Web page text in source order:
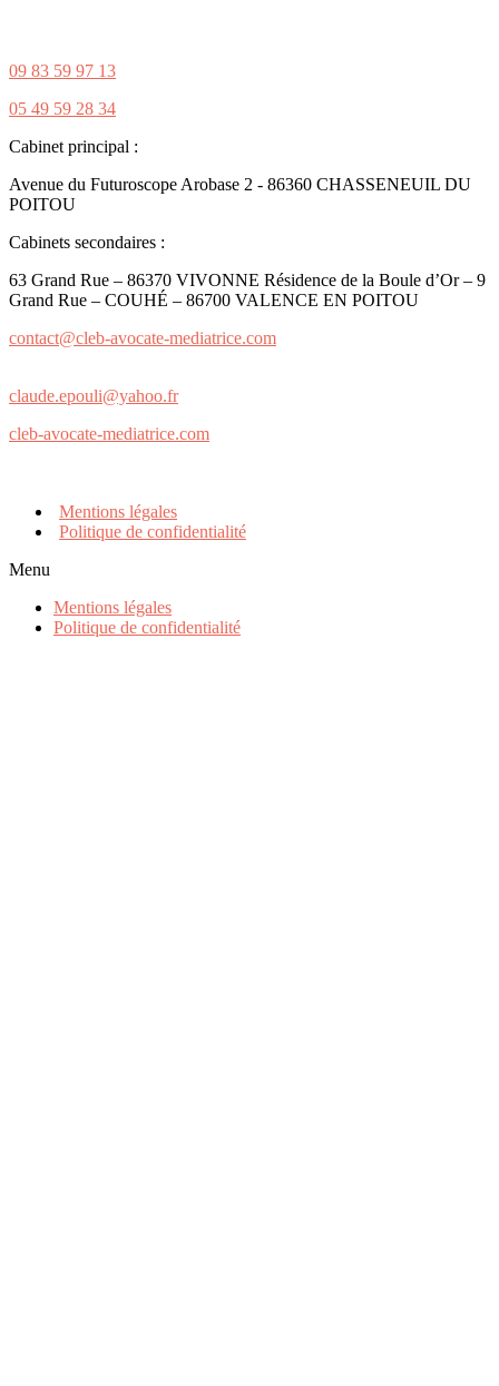
09 83 59 97 13
05 49 59 28 34
Cabinet principal :
Avenue du Futuroscope Arobase 2 - 86360 CHASSENEUIL DU
POITOU
Cabinets secondaires :
63 Grand Rue – 86370 VIVONNE Résidence de la Boule d’Or – 9
Grand Rue – COUHÉ – 86700 VALENCE EN POITOU
contact@cleb-avocate-mediatrice.com
claude.epouli@yahoo.fr
cleb-avocate-mediatrice.com
Mentions légales
Politique de confidentialité
Menu
Mentions légales
Politique de confidentialité